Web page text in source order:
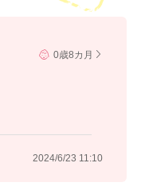
0歳8カ月
2024/6/23 11:10